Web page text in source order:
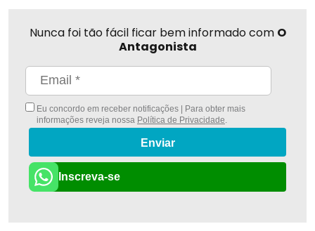
Nunca foi tão fácil ficar bem informado com O
Antagonista
Eu concordo em receber notificações | Para obter mais
informações reveja nossa Política de Privacidade
Enviar
Inscreva-se